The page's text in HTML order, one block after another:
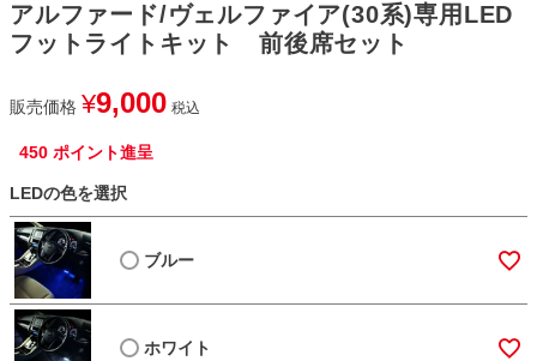
アルファード/ヴェルファイア(30系)専用LED
フットライトキット 前後席セット
販売価格 ¥9,000 税込
450 ポイント進呈
LEDの色を選択
ブルー
ホワイト